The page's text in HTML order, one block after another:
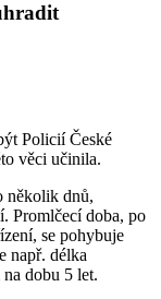
Policií České
věci učinila.
několik dnů,
Promlčecí doba, po
se pohybuje
např. délka
dobu 5 let.